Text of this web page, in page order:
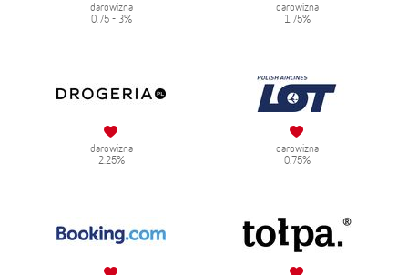
darowizna
0.75 - 3%
darowizna
1.75%
darowizna
2.25%
darowizna
0.75%